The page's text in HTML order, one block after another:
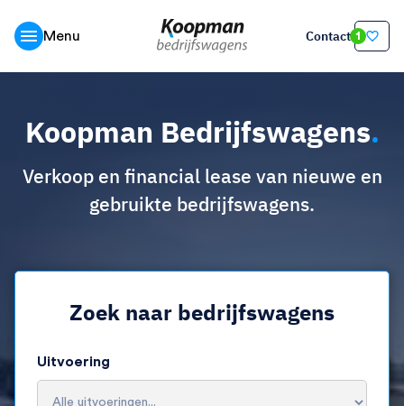
Menu Contact 1
Koopman Bedrijfswagens.
Verkoop en financial lease van nieuwe en
gebruikte bedrijfswagens.
Zoek naar bedrijfswagens
Uitvoering